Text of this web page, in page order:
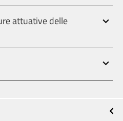
attuative delle